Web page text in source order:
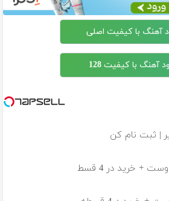
آهنگ با کیفیت اصلی
آهنگ با کیفیت 128